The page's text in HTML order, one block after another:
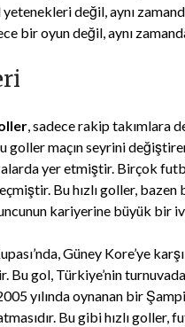
değil, aynı
bir oyun değil, aynı
, sadece rakip takımlara
goller maçın seyrini
yer etmiştir. Birçok
Bu hızlı goller,
kariyerine büyük bir
Güney Kore’ye
gol, Türkiye’nin
yılında oynanan bir
Bu gibi hızlı goller,